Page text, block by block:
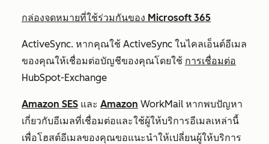
กล่องจดหมายที่ใช้ร่วมกันของ Microsoft 365
ActiveSync. หากคุณใช้ ActiveSync ในไคลเอ็นต์อีเมล
ของคุณให้เชื่อมต่อบัญชีของคุณโดยใช้ การเชื่อมต่อ
HubSpot-Exchange
Amazon SES และ Amazon WorkMail หากพบปัญหา
เกี่ยวกับอีเมลที่เชื่อมต่อและใช้ผู้ให้บริการอีเมลเหล่านี้
เพื่อโฮสต์อีเมลของคุณขอแนะนำให้เปลี่ยนผู้ให้บริการ